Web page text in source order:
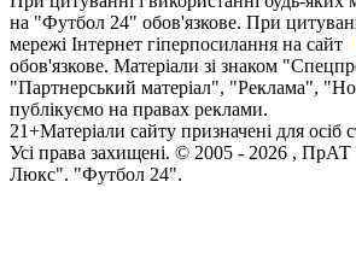
на "Футбол 24" обов'язкове. При
мережі Інтернет гіперпосилання на сайт
обов'язкове. Матеріали зі знаком
"Партнерський матеріал", "Реклама",
публікуємо на правах реклами.
21+Матеріали сайту призначені для осіб
Усi права захищенi. © 2005 - 2026 , ПрАТ
Люкс". "Футбол 24".